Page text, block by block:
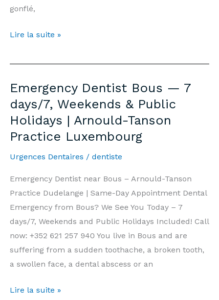
gonflé,
Dentiste
Bous
7j/7,
Week-
end
et
Fériés
|
Cabinet
Arnould-
Tanson
Luxembourg
Lire la suite »
Emergency Dentist Bous — 7
days/7, Weekends & Public
Holidays | Arnould-Tanson
Practice Luxembourg
Urgences Dentaires / dentiste
Emergency Dentist near Bous – Arnould-Tanson
Practice Dudelange | Same-Day Appointment Dental
Emergency from Bous? We See You Today – 7
days/7, Weekends and Public Holidays Included! Call
now: +352 621 257 940 You live in Bous and are
suffering from a sudden toothache, a broken tooth,
a swollen face, a dental abscess or an
Emergency
Lire la suite »